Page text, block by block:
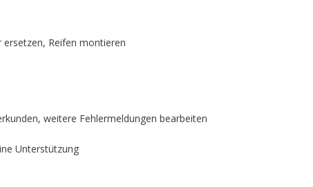
Reifen montieren
weitere Fehlermeldungen bearbeiten
Unterstützung